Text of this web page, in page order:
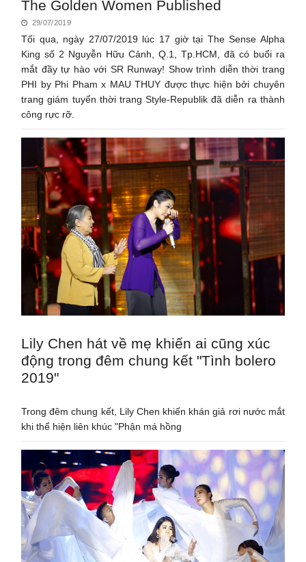
The Golden Women Published
29/07/2019
Tối qua, ngày 27/07/2019 lúc 17 giờ tại The Sense Alpha
King số 2 Nguyễn Hữu Cảnh, Q.1, Tp.HCM, đã có buổi ra
mắt đầy tự hào với SR Runway! Show trình diễn thời trang
PHI by Phi Pham x MAU THUY được thực hiện bởi chuyên
trang giám tuyển thời trang Style-Republik đã diễn ra thành
công rực rỡ.
Lily Chen hát về mẹ khiến ai cũng xúc
động trong đêm chung kết "Tình bolero
2019"
Trong đêm chung kết, Lily Chen khiến khán giả rơi nước mắt
khi thể hiện liên khúc "Phận má hồng